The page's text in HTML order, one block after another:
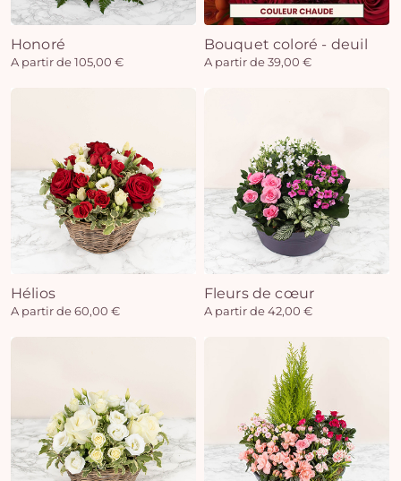
Honoré
A partir de 105,00 €
Bouquet coloré - deuil
A partir de 39,00 €
Hélios
A partir de 60,00 €
Fleurs de cœur
A partir de 42,00 €